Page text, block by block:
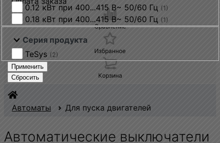
Сравнение
Избранное
Корзина
Автоматы Для пуска двигателей
Автоматические выключатели
0.12 кВт при 400...415 В~ 50/60 Гц (1)
0.18 кВт при 400...415 В~ 50/60 Гц (1)
Серия продукта
TeSys (2)
Применить
Сбросить